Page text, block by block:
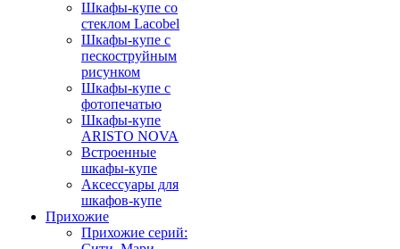
Шкафы-купе со
стеклом Lacobel
Шкафы-купе с
пескоструйным
рисунком
Шкафы-купе с
фотопечатью
Шкафы-купе
ARISTO NOVA
Встроенные
шкафы-купе
Аксессуары для
шкафов-купе
Прихожие
Прихожие серий: